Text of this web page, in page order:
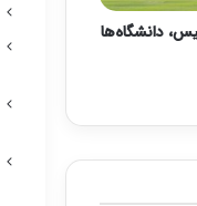
دانشگاه‌ها